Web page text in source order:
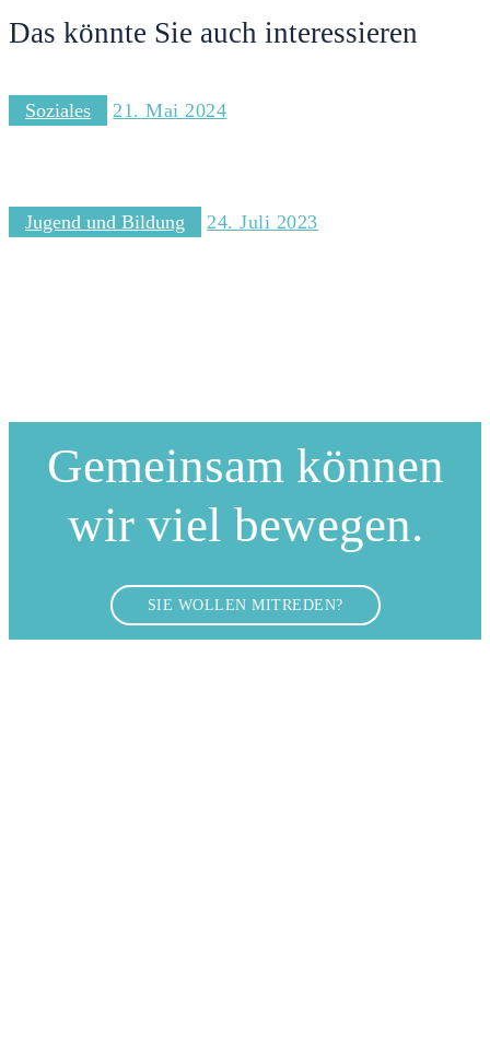
Das könnte Sie auch interessieren
Soziales 21. Mai 2024
Jugend und Bildung 24. Juli 2023
Gemeinsam können
wir viel bewegen.
SIE WOLLEN MITREDEN?